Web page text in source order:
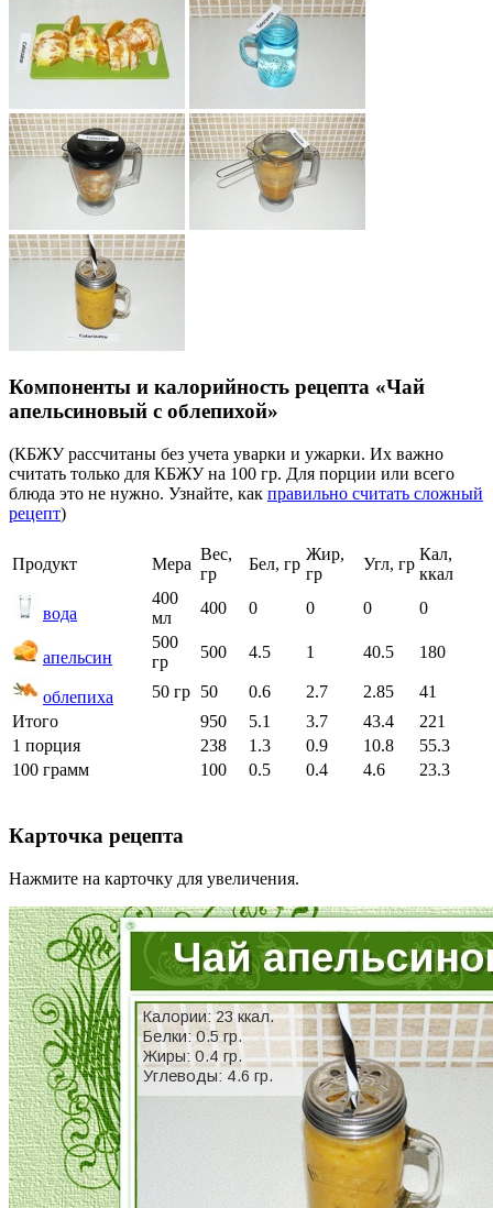
Компоненты и калорийность рецепта «Чай
апельсиновый с облепихой»
(КБЖУ рассчитаны без учета уварки и ужарки. Их важно
считать только для КБЖУ на 100 гр. Для порции или всего
блюда это не нужно. Узнайте, как правильно считать сложный
рецепт)
Продукт Мера
Вес,
гр
Бел, гр
Жир,
гр
Угл, гр
Кал,
ккал
вода
400
мл
400 0 0 0 0
апельсин
500
гр
500 4.5 1 40.5 180
облепиха 50 гр 50 0.6 2.7 2.85
41
Итого
950 5.1 3.7 43.4
221
1 порция
238 1.3 0.9 10.8
55.3
100 грамм
100 0.5 0.4 4.6 23.3
Карточка рецепта
Нажмите на карточку для увеличения.